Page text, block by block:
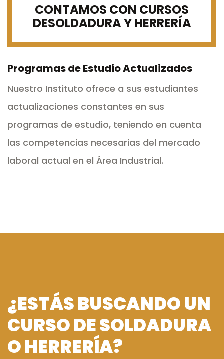
CONTAMOS CON CURSOS
DESOLDADURA Y HERRERÍA
Programas de Estudio Actualizados
Nuestro Instituto ofrece a sus estudiantes
actualizaciones constantes en sus
programas de estudio, teniendo en cuenta
las competencias necesarias del mercado
laboral actual en el Área Industrial.
¿ESTÁS BUSCANDO UN
CURSO DESOLDADURA
O HERRERÍA?